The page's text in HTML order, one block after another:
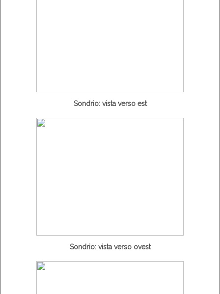
Sondrio: vista verso est
Sondrio: vista verso ovest